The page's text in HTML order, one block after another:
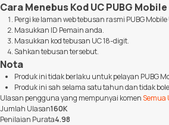
Cara Menebus Kod UC PUBG Mobile
Pergi ke laman web tebusan rasmi PUBG Mobile
Masukkan ID Pemain anda.
Masukkan kod tebusan UC 18-digit.
Sahkan tebusan tersebut.
Nota
Produk ini tidak berlaku untuk pelayan PUBG
Produk ini sah selama satu tahun dan tidak
Ulasan pengguna yang mempunyai komenSemua
Jumlah Ulasan160K
Penilaian Purata4.98